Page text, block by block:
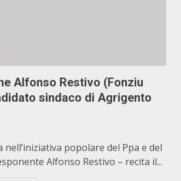
Alfonso Restivo (Fonziu
sindaco di Agrigento
nell’iniziativa popolare del Ppa e del
Alfonso Restivo – recita il...